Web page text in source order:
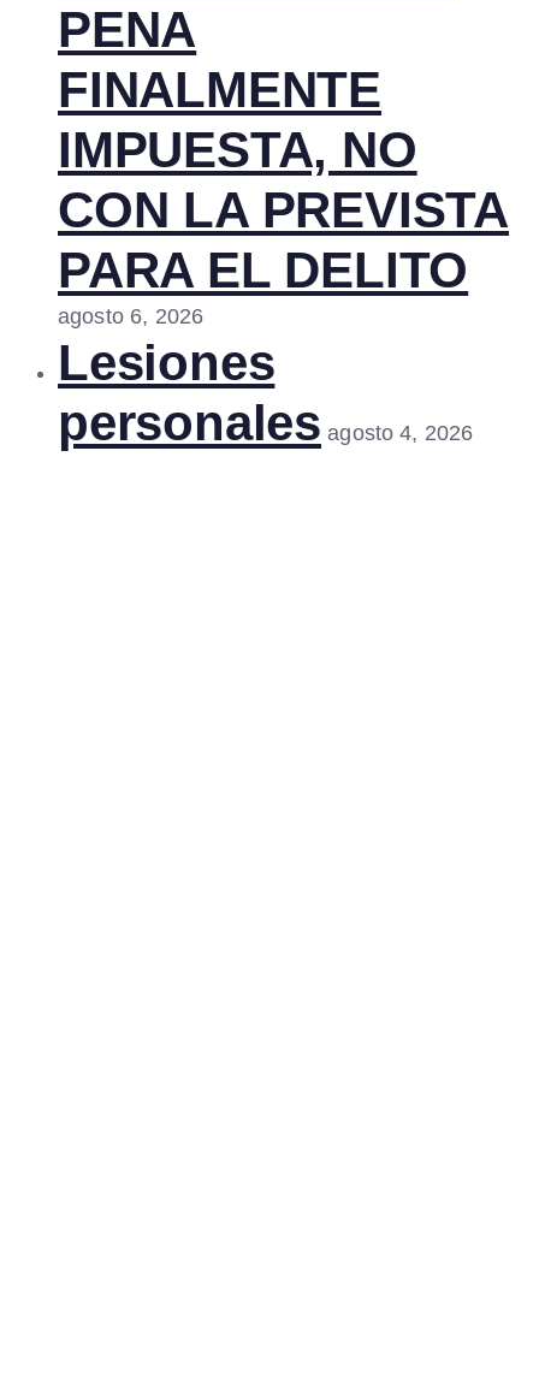
PENA
FINALMENTE
IMPUESTA, NO
CON LA PREVISTA
PARA EL DELITO
agosto 6, 2026
Lesiones
personales agosto 4, 2026